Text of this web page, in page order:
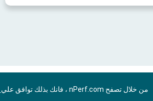
من خلال تصفح nPerf.com ، فانك بذلك توافق علي